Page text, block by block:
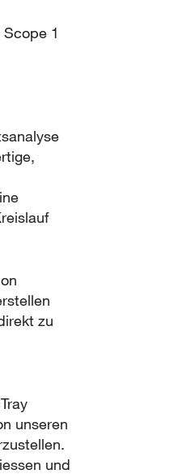
1
zu
unseren
und